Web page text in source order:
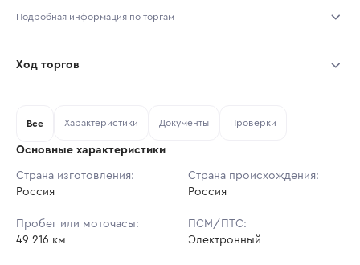
Подробная информация по торгам
Тип аукциона: Открытые торги
Шаг торгов: 10 917 ₽
Кол-во ставок:
Ход торгов
Ставок не найдено
в аукционах
Все Характеристики Документы Проверки
Основные характеристики
Страна изготовления:
Россия
Страна происхождения:
Россия
Пробег или моточасы:
49 216 км
ПСМ/ПТС:
Электронный